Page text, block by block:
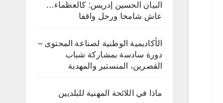
البيان الحسين إدريس: كالعظماء…
عاش شامخا ورحل واقفا
الأكاديمية الوطنية لصناعة المحتوى –
دورة سادسة بمشاركة شباب
القصرين، المنستير والمهدية
ماذا في اللائحة المهنية للبلديين